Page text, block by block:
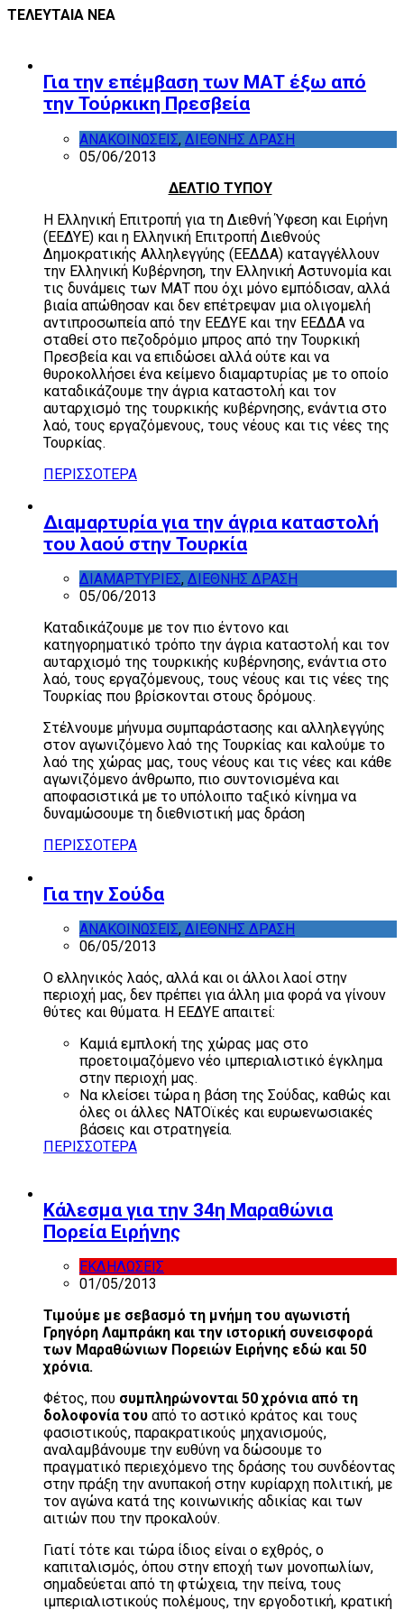
ΤΕΛΕΥΤΑΙΑ ΝΕΑ
Για την επέμβαση των ΜΑΤ έξω από
την Τούρκικη Πρεσβεία
ΑΝΑΚΟΙΝΩΣΕΙΣ, ΔΙΕΘΝΗΣ ΔΡΑΣΗ
05/06/2013
ΔΕΛΤΙΟ ΤΥΠΟΥ
Η Ελληνική Επιτροπή για τη Διεθνή Ύφεση και Ειρήνη
(ΕΕΔΥΕ) και η Ελληνική Επιτροπή Διεθνούς
Δημοκρατικής Αλληλεγγύης (ΕΕΔΔΑ) καταγγέλλουν
την Ελληνική Κυβέρνηση, την Ελληνική Αστυνομία και
τις δυνάμεις των ΜΑΤ που όχι μόνο εμπόδισαν, αλλά
βιαία απώθησαν και δεν επέτρεψαν μια ολιγομελή
αντιπροσωπεία από την ΕΕΔΥΕ και την ΕΕΔΔΑ να
σταθεί στο πεζοδρόμιο μπρος από την Τουρκική
Πρεσβεία και να επιδώσει αλλά ούτε και να
θυροκολλήσει ένα κείμενο διαμαρτυρίας με το οποίο
καταδικάζουμε την άγρια καταστολή και τον
αυταρχισμό της τουρκικής κυβέρνησης, ενάντια στο
λαό, τους εργαζόμενους, τους νέους και τις νέες της
Τουρκίας.
ΠΕΡΙΣΣΟΤΕΡΑ
Διαμαρτυρία για την άγρια καταστολή
του λαού στην Τουρκία
ΔΙΑΜΑΡΤΥΡΙΕΣ, ΔΙΕΘΝΗΣ ΔΡΑΣΗ
05/06/2013
Καταδικάζουμε με τον πιο έντονο και
κατηγορηματικό τρόπο την άγρια καταστολή και τον
αυταρχισμό της τουρκικής κυβέρνησης, ενάντια στο
λαό, τους εργαζόμενους, τους νέους και τις νέες της
Τουρκίας που βρίσκονται στους δρόμους.
Στέλνουμε μήνυμα συμπαράστασης και αλληλεγγύης
στον αγωνιζόμενο λαό της Τουρκίας και καλούμε το
λαό της χώρας μας, τους νέους και τις νέες και κάθε
αγωνιζόμενο άνθρωπο, πιο συντονισμένα και
αποφασιστικά με το υπόλοιπο ταξικό κίνημα να
δυναμώσουμε τη διεθνιστική μας δράση
ΠΕΡΙΣΣΟΤΕΡΑ
Για την Σούδα
ΑΝΑΚΟΙΝΩΣΕΙΣ, ΔΙΕΘΝΗΣ ΔΡΑΣΗ
06/05/2013
Ο ελληνικός λαός, αλλά και οι άλλοι λαοί στην
περιοχή μας, δεν πρέπει για άλλη μια φορά να γίνουν
θύτες και θύματα. Η ΕΕΔΥΕ απαιτεί:
Καμιά εμπλοκή της χώρας μας στο
προετοιμαζόμενο νέο ιμπεριαλιστικό έγκλημα
στην περιοχή μας.
Να κλείσει τώρα η βάση της Σούδας, καθώς και
όλες οι άλλες ΝΑΤΟϊκές και ευρωενωσιακές
βάσεις και στρατηγεία.
ΠΕΡΙΣΣΟΤΕΡΑ
Κάλεσμα για την 34η Μαραθώνια
Πορεία Ειρήνης
ΕΚΔΗΛΩΣΕΙΣ
01/05/2013
Τιμούμε με σεβασμό τη μνήμη του αγωνιστή
Γρηγόρη Λαμπράκη και την ιστορική συνεισφορά
των Μαραθώνιων Πορειών Ειρήνης εδώ και 50
χρόνια.
Φέτος, που συμπληρώνονται 50 χρόνια από τη
δολοφονία του από το αστικό κράτος και τους
φασιστικούς, παρακρατικούς μηχανισμούς,
αναλαμβάνουμε την ευθύνη να δώσουμε το
πραγματικό περιεχόμενο της δράσης του συνδέοντας
στην πράξη την ανυπακοή στην κυρίαρχη πολιτική, με
τον αγώνα κατά της κοινωνικής αδικίας και των
αιτιών που την προκαλούν.
Γιατί τότε και τώρα ίδιος είναι ο εχθρός, ο
καπιταλισμός, όπου στην εποχή των μονοπωλίων,
σημαδεύεται από τη φτώχεια, την πείνα, τους
ιμπεριαλιστικούς πολέμους, την εργοδοτική, κρατική